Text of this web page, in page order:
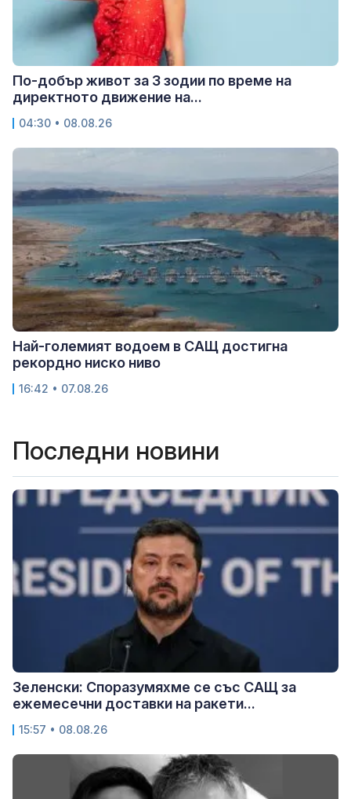
По-добър живот за 3 зодии по време на
директното движение на...
04:30 • 08.08.26
Най-големият водоем в САЩ достигна
рекордно ниско ниво
16:42 • 07.08.26
Последни новини
Зеленски: Споразумяхме се със САЩ за
ежемесечни доставки на ракети...
15:57 • 08.08.26